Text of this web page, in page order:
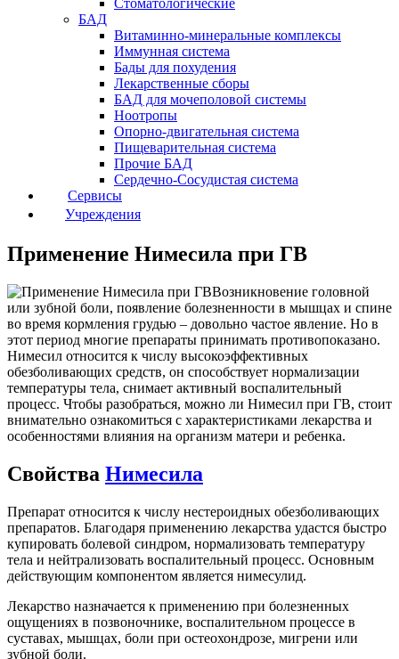
Стоматологические
БАД
Витаминно-минеральные комплексы
Иммунная система
Бады для похудения
Лекарственные сборы
БАД для мочеполовой системы
Ноотропы
Опорно-двигательная система
Пищеварительная система
Прочие БАД
Сердечно-Сосудистая система
Сервисы
Учреждения
Применение Нимесила при ГВ
Возникновение головной
или зубной боли, появление болезненности в мышцах и спине
во время кормления грудью – довольно частое явление. Но в
этот период многие препараты принимать противопоказано.
Нимесил относится к числу высокоэффективных
обезболивающих средств, он способствует нормализации
температуры тела, снимает активный воспалительный
процесс. Чтобы разобраться, можно ли Нимесил при ГВ, стоит
внимательно ознакомиться с характеристиками лекарства и
особенностями влияния на организм матери и ребенка.
Свойства Нимесила
Препарат относится к числу нестероидных обезболивающих
препаратов. Благодаря применению лекарства удастся быстро
купировать болевой синдром, нормализовать температуру
тела и нейтрализовать воспалительный процесс. Основным
действующим компонентом является нимесулид.
Лекарство назначается к применению при болезненных
ощущениях в позвоночнике, воспалительном процессе в
суставах, мышцах, боли при остеохондрозе, мигрени или
зубной боли.